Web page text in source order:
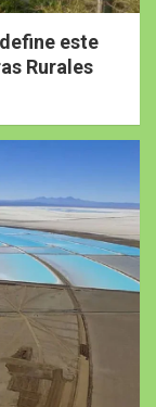
este
Rurales